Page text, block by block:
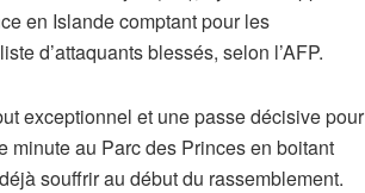
en Islande comptant pour les
d’attaquants blessés, selon l’AFP.
exceptionnel et une passe décisive pour
minute au Parc des Princes en boitant
souffrir au début du rassemblement.